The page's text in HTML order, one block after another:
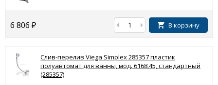
6 806 ₽ В корзину
Слив-перелив Viega Simplex 285357 пластик
полуавтомат для ванны, мод. 6168.45, стандартный
(285357)